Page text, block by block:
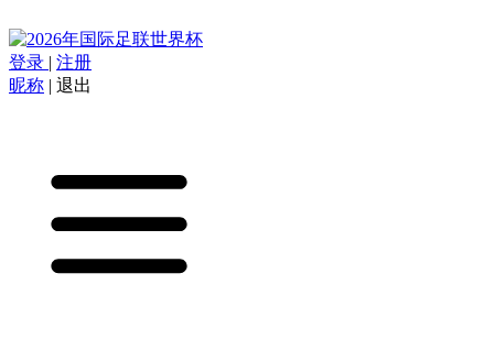
登录 | 注册
昵称 | 退出